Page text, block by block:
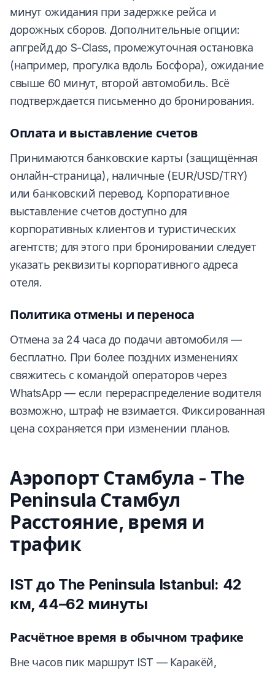
минут ожидания при задержке рейса и
дорожных сборов. Дополнительные опции:
апгрейд до S-Class, промежуточная остановка
(например, прогулка вдоль Босфора), ожидание
свыше 60 минут, второй автомобиль. Всё
подтверждается письменно до бронирования.
Оплата и выставление счетов
Принимаются банковские карты (защищённая
онлайн-страница), наличные (EUR/USD/TRY)
или банковский перевод. Корпоративное
выставление счетов доступно для
корпоративных клиентов и туристических
агентств; для этого при бронировании следует
указать реквизиты корпоративного адреса
отеля.
Политика отмены и переноса
Отмена за 24 часа до подачи автомобиля —
бесплатно. При более поздних изменениях
свяжитесь с командой операторов через
WhatsApp — если перераспределение водителя
возможно, штраф не взимается. Фиксированная
цена сохраняется при изменении планов.
Аэропорт Стамбула - The
Peninsula Стамбул
Расстояние, время и
трафик
IST до The Peninsula Istanbul: 42
км, 44–62 минуты
Расчётное время в обычном трафике
Вне часов пик маршрут IST — Каракёй,